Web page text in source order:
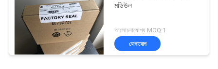
মডিউল
আলোচনাযোগ্য MOQ:1
যোগাযোগ